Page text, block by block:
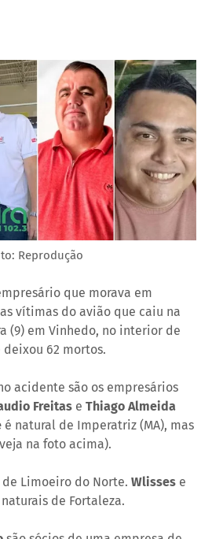
Reprodução
que morava em
vítimas do avião que caiu na
(9) em Vinhedo, no interior de
deixou 62 mortos.
acidente são os empresários
Freitas e Thiago Almeida
é natural de Imperatriz (MA), mas
na foto acima).
Limoeiro do Norte. Wlisses e
de Fortaleza.